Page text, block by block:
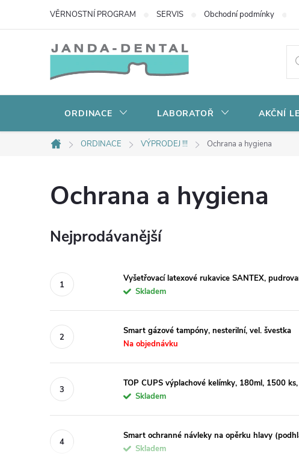
VĚRNOSTNÍ PROGRAM SERVIS Obchodní podmínky
ORDINACE LABORATOŘ AKČNÍ
Domů
ORDINACE VÝPRODEJ !!! Ochrana a hygiena
Ochrana a hygiena
Nejprodávanější
Vyšetřovací latexové rukavice SANTEX,
Skladem
Smart gázové tampóny, nesterilní, vel. švestka
Na objednávku
TOP CUPS výplachové kelímky, 180ml, 1500
Skladem
Smart ochranné návleky na opěrku hlavy
Skladem